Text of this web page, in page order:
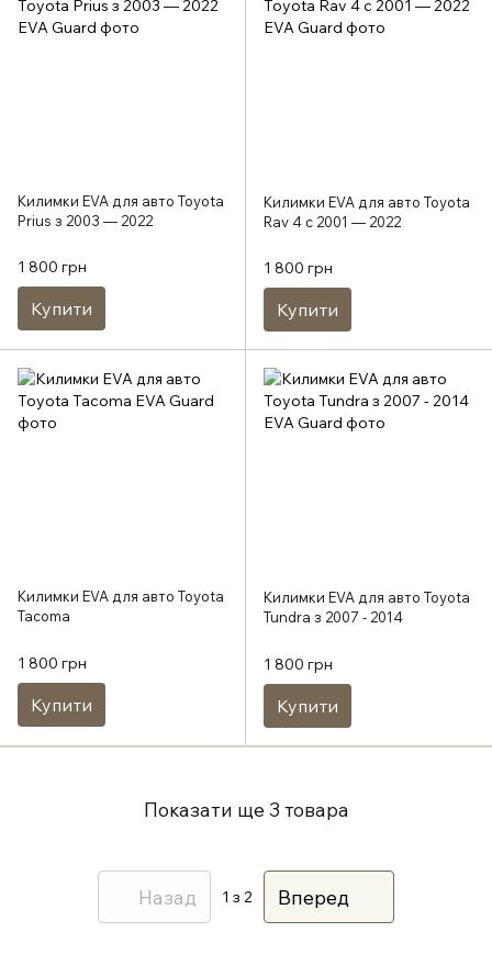
Килимки EVA для авто Toyota
Prius з 2003 — 2022
1 800 грн
Купити
Килимки EVA для авто Toyota
Rav 4 с 2001 — 2022
1 800 грн
Купити
Килимки EVA для авто Toyota
Tacoma
1 800 грн
Купити
Килимки EVA для авто Toyota
Tundra з 2007 - 2014
1 800 грн
Купити
Показати ще 3 товара
Назад 1 з 2 Вперед